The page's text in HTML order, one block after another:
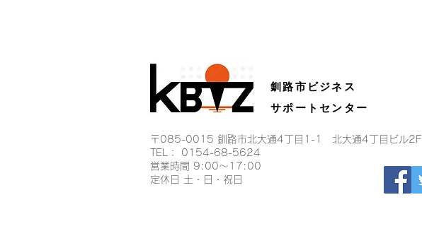
釧路市ビジネス
サポートセンター
〒085-0015 釧路市北大通4丁目1-1 北大通4丁目ビル2F
TEL： 0154-68-5624
営業時間 9:00〜17:00​
定休日 土・日・祝日